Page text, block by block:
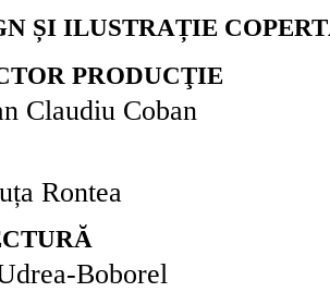
ȘI ILUSTRAȚIE
PRODUCŢIE
Claudiu Coban
Rontea
Boborel